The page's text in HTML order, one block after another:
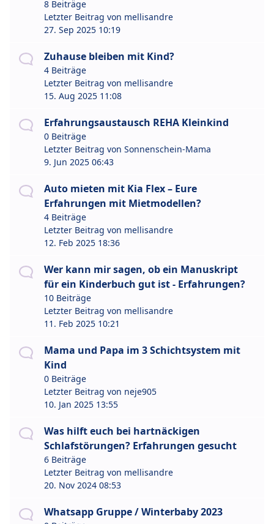
8 Beiträge
Letzter Beitrag von mellisandre
27. Sep 2025 10:19
Zuhause bleiben mit Kind?
4 Beiträge
Letzter Beitrag von mellisandre
15. Aug 2025 11:08
Erfahrungsaustausch REHA Kleinkind
0 Beiträge
Letzter Beitrag von Sonnenschein-Mama
9. Jun 2025 06:43
Auto mieten mit Kia Flex – Eure
Erfahrungen mit Mietmodellen?
4 Beiträge
Letzter Beitrag von mellisandre
12. Feb 2025 18:36
Wer kann mir sagen, ob ein Manuskript
für ein Kinderbuch gut ist - Erfahrungen?
10 Beiträge
Letzter Beitrag von mellisandre
11. Feb 2025 10:21
Mama und Papa im 3 Schichtsystem mit
Kind
0 Beiträge
Letzter Beitrag von neje905
10. Jan 2025 13:55
Was hilft euch bei hartnäckigen
Schlafstörungen? Erfahrungen gesucht
6 Beiträge
Letzter Beitrag von mellisandre
20. Nov 2024 08:53
Whatsapp Gruppe / Winterbaby 2023